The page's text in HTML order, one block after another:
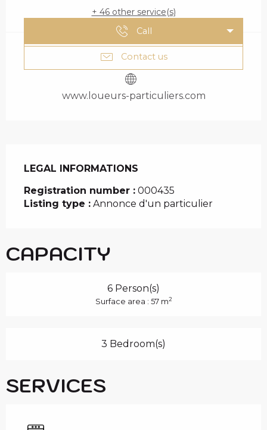
+ 46 other service(s)
Call
Contact us
www.loueurs-particuliers.com
LEGAL INFORMATIONS
LEGAL INFORMATIONS
Registration number : 000435
Listing type : Annonce d'un particulier
CAPACITY
6 Person(s)
Surface area : 57 m2
3 Bedroom(s)
SERVICES